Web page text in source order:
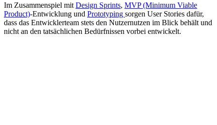
Im Zusammenspiel mit Design Sprints, MVP (Minimum Viable
Product)-Entwicklung und Prototyping sorgen User Stories dafür,
dass das Entwicklerteam stets den Nutzernutzen im Blick behält und
nicht an den tatsächlichen Bedürfnissen vorbei entwickelt.